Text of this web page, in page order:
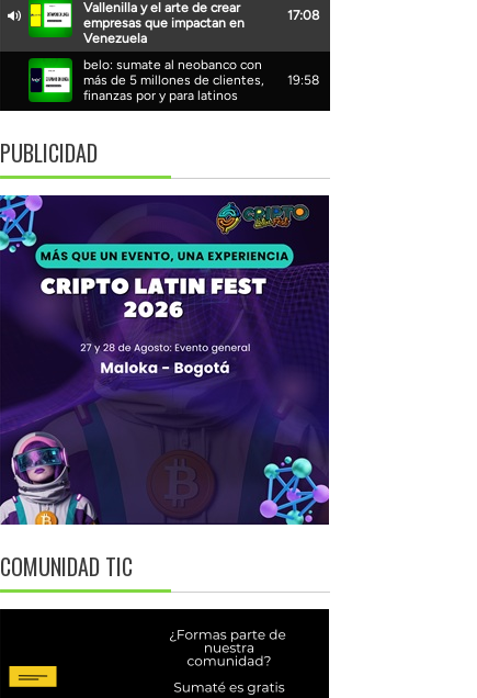
PUBLICIDAD
COMUNIDAD TIC